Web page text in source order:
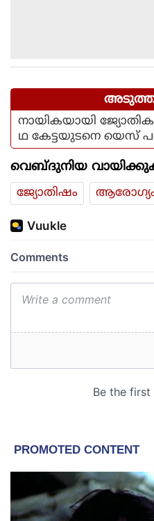
അടുത്ത
നായികയായി
ഥ കേട്ടയുടനെ യെസ്
വെബ്ദുനിയ
ജ്യോതിഷം